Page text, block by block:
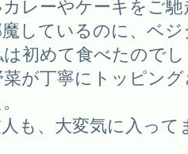
レーやケーキをご
しているのに、ベ
初めて食べたので
が丁寧にトッピン
も、大変気に入っ